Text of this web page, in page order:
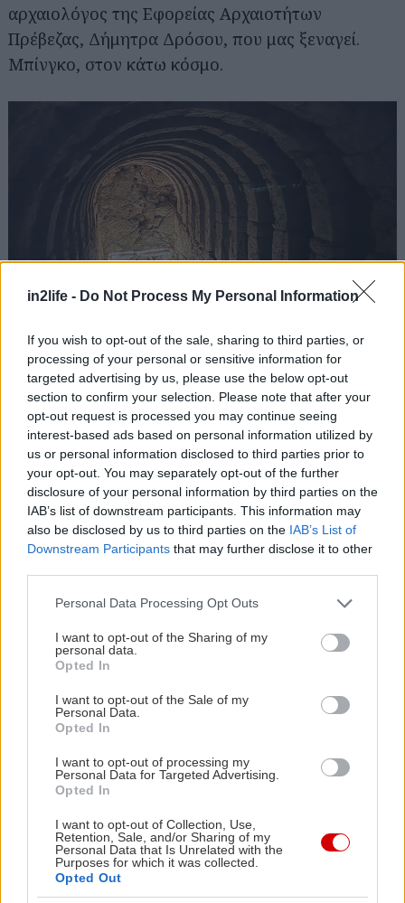
in2life - Do Not Process My Personal Information
If you wish to opt-out of the sale, sharing to third parties, or
processing of your personal or sensitive information for
targeted advertising by us, please use the below opt-out
section to confirm your selection. Please note that after your
opt-out request is processed you may continue seeing
interest-based ads based on personal information utilized by
us or personal information disclosed to third parties prior to
your opt-out. You may separately opt-out of the further
disclosure of your personal information by third parties on the
IAB’s list of downstream participants. This information may
also be disclosed by us to third parties on the IAB’s List of
Downstream Participants that may further disclose it to other
Please note that this website/app uses one or more Google
not limited to your visit or usage behaviour. You may click to
grant or deny consent to Google and its third-party tags to
use your data for below specified purposes in below Google
consent section.
Personal Data Processing Opt Outs
I want to opt-out of the Sharing of my
personal data.
Opted In
I want to opt-out of the Sale of my
Personal Data.
Opted In
I want to opt-out of processing my
Personal Data for Targeted Advertising.
Opted In
I want to opt-out of Collection, Use,
Retention, Sale, and/or Sharing of my
Personal Data that Is Unrelated with the
Purposes for which it was collected.
Opted Out
αρχαιολόγος της Εφορείας Αρχαιοτήτων
Πρέβεζας, Δήμητρα Δρόσου, που μας ξεναγεί.
Μπίνγκο, στον κάτω κόσμο.
Παρόλο που αποτελεί για πολύ κόσμο το απόλυτο
χαϊλάητ του, δεν είναι η κρύπτη ο μοναδικός
λόγος να επισκεφθείς τοΝεκρομαντείο του
Αχέροντα.Αρχαιολογικός χώρος
φαντασμαγορικός, με κτίρια τόσο ετερόκλητα
όσο τα αρχαία δωμάτια επικοινωνίας με τους
νεκρούς και η κατοικία ενός Οθωμανού αγά του
γύρω στη θέση των οποίων άλλοτε βρισκόταν η
θρυλική Αχερουσία λίμνη, είναι δικαιολογημένα ο
δημοφιλέστερος ολόκληρης της Ηπείρου. Γεγονός
που χρωστά πρωτίστως στις ιστορίες του, οι
οποίες ξεκινούν από τον Οδυσσέα να κατεβαίνει
από εδώ στον Άδη για να βρει τον Τειρεσία να του
πει τι πρέπει τέλος πάντων να κάνει για να γυρίσει
στην Ιθάκη.
Να πούμε μία τέτοια, λιγότερο γνωστή, για χάρη
της οποίας θα χρειαστεί να απομακρύνεις παιδιά
και ευπαθείς ομάδες για λίγο από την οθόνη;Μια